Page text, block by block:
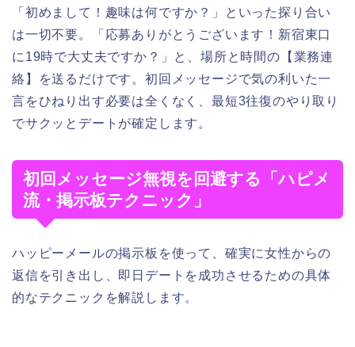
「初めまして！趣味は何ですか？」といった探り合い
は一切不要。「応募ありがとうございます！新宿東口
に19時で大丈夫ですか？」と、場所と時間の【業務連
絡】を送るだけです。初回メッセージで気の利いた一
言をひねり出す必要は全くなく、最短3往復のやり取り
でサクッとデートが確定します。
初回メッセージ無視を回避する「ハピメ
流・掲示板テクニック」
ハッピーメールの掲示板を使って、確実に女性からの
返信を引き出し、即日デートを成功させるための具体
的なテクニックを解説します。